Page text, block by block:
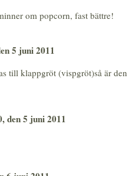
om popcorn, fast bättre!
5 juni 2011
till klappgröt (vispgröt)så är
den 5 juni 2011